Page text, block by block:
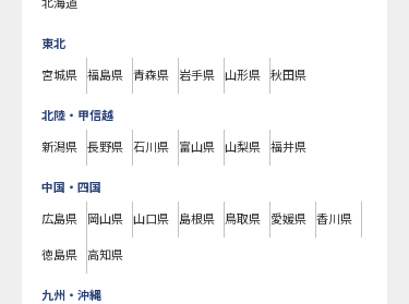
北海道
東北
宮城県 福島県 青森県 岩手県 山形県 秋田県
北陸・甲信越
新潟県 長野県 石川県 富山県 山梨県 福井県
中国・四国
広島県 岡山県 山口県 島根県 鳥取県 愛媛県 香川県
徳島県 高知県
九州・沖縄